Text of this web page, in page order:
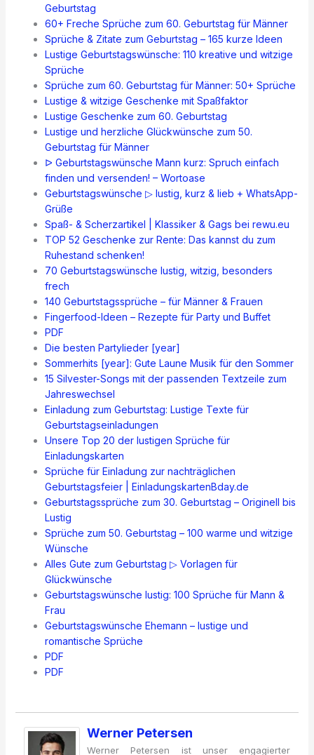
Geburtstag
60+ Freche Sprüche zum 60. Geburtstag für Männer
Sprüche & Zitate zum Geburtstag – 165 kurze Ideen
Lustige Geburtstagswünsche: 110 kreative und witzige
Sprüche
Sprüche zum 60. Geburtstag für Männer: 50+ Sprüche
Lustige & witzige Geschenke mit Spaßfaktor
Lustige Geschenke zum 60. Geburtstag
Lustige und herzliche Glückwünsche zum 50.
Geburtstag für Männer
ᐅ Geburtstagswünsche Mann kurz: Spruch einfach
finden und versenden! – Wortoase
Geburtstagswünsche ▷ lustig, kurz & lieb + WhatsApp-
Grüße
Spaß- & Scherzartikel | Klassiker & Gags bei rewu.eu
TOP 52 Geschenke zur Rente: Das kannst du zum
Ruhestand schenken!
70 Geburtstagswünsche lustig, witzig, besonders
frech
140 Geburtstagssprüche – für Männer & Frauen
Fingerfood-Ideen – Rezepte für Party und Buffet
PDF
Die besten Partylieder [year]
Sommerhits [year]: Gute Laune Musik für den Sommer
15 Silvester-Songs mit der passenden Textzeile zum
Jahreswechsel
Einladung zum Geburtstag: Lustige Texte für
Geburtstagseinladungen
Unsere Top 20 der lustigen Sprüche für
Einladungskarten
Sprüche für Einladung zur nachträglichen
Geburtstagsfeier | EinladungskartenBday.de
Geburtstagssprüche zum 30. Geburtstag – Originell bis
Lustig
Sprüche zum 50. Geburtstag – 100 warme und witzige
Wünsche
Alles Gute zum Geburtstag ▷ Vorlagen für
Glückwünsche
Geburtstagswünsche lustig: 100 Sprüche für Mann &
Frau
Geburtstagswünsche Ehemann – lustige und
romantische Sprüche
PDF
PDF
Werner Petersen
Werner Petersen ist unser engagierter